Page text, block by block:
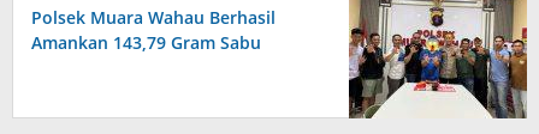
Polsek Muara Wahau Berhasil
Amankan 143,79 Gram Sabu